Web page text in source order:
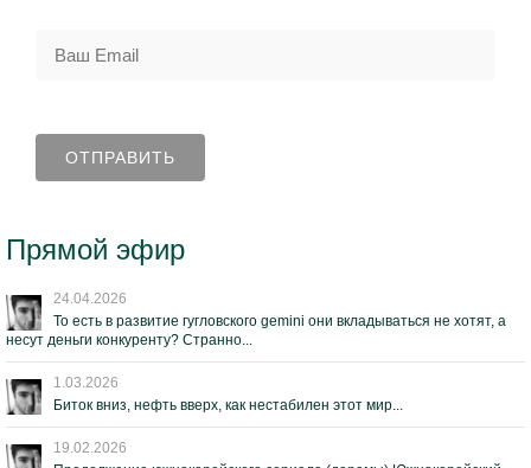
Прямой эфир
24.04.2026
То есть в развитие гугловского gemini они вкладываться не хотят, а
несут деньги конкуренту? Странно...
1.03.2026
Биток вниз, нефть вверх, как нестабилен этот мир...
19.02.2026